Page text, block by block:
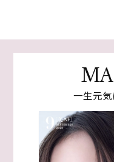
一生元